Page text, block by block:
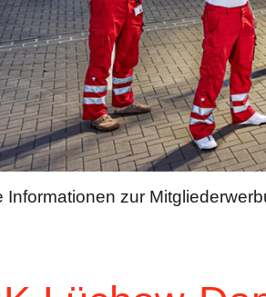
Informationen zur